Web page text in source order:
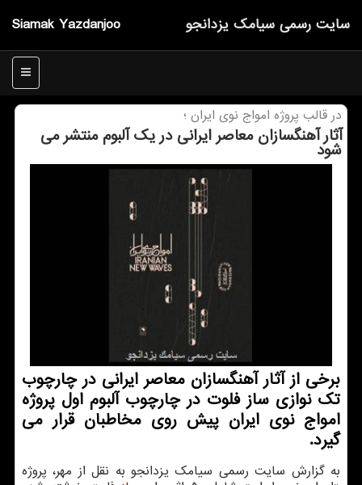
Siamak Yazdanjoo سایت رسمی سیامك یزدانجو
منو
در قالب پروژه امواج نوی ایران ؛
آثار آهنگسازان معاصر ایرانی در یك آلبوم منتشر می
شود
برخی از آثار آهنگسازان معاصر ایرانی در چارچوب
تك نوازی ساز فلوت در چارچوب آلبوم اول پروژه
امواج نوی ایران پیش روی مخاطبان قرار می
گیرد.
به گزارش سایت رسمی سیامک یزدانجو به نقل از مهر، پروژه